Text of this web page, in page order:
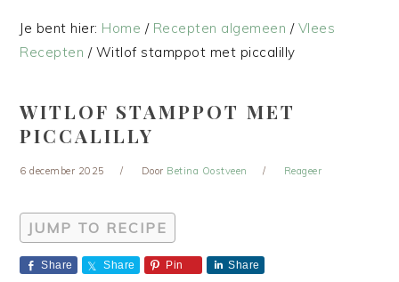
Je bent hier: Home / Recepten algemeen / Vlees
Recepten /Witlof stamppot met piccalilly
WITLOF STAMPPOT MET
PICCALILLY
6 december 2025 Door Betina Oostveen Reageer
JUMP TO RECIPE
Share Share Pin Share